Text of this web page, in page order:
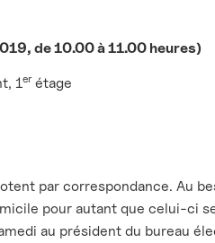
de 10.00 à 11.00 heures)
1erétage
par correspondance. Au
pour autant que celui-ci
au président du bureau